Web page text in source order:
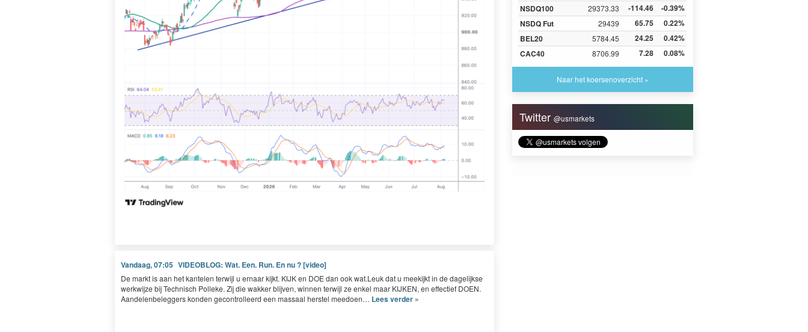
Vandaag, 07:05 VIDEOBLOG: Wat. Een. Run. En nu ? [video]
De markt is aan het kan­te­len ter­wi­jl u ernaar kijkt. KIJKen DOEdan ook wat.Leuk dat u meek­ijkt in de dagelijkse
werk­wi­jze bij Tech­nisch Polleke. Zij die wakker bli­jven, win­nen ter­wi­jl ze enkel maar KIJKEN, en effec­tief DOEN.
Aan­de­len­be­leg­gers kon­den gecon­trolleerd een mas­saal her­s­tel meedoen… Lees verder »
NSDQ100
29373.33 -114.46
-0.39%
NSDQ Fut
29439 65.75
0.22%
BEL20
5784.45 24.25
0.42%
CAC40
8706.99 7.28 0.08%
Naar het koersenoverzicht »
Twitter@usmarkets